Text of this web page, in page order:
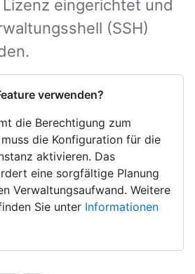
eingerichtet und
(SSH)
verwenden?
die Berechtigung zum
die Konfiguration für die
aktivieren. Das
eine sorgfältige Planung
Verwaltungsaufwand. Weitere
Sie unter Informationen